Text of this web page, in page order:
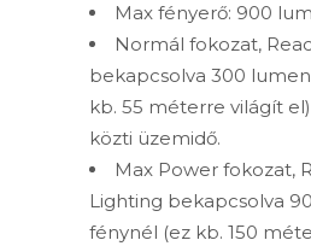
Max fényerő: 900
Normál fokozat,
bekapcsolva 300
kb. 55 méterre világít
közti üzemidő.
Max Power fokozat,
Lighting bekapcsolva
fénynél (ez kb. 150